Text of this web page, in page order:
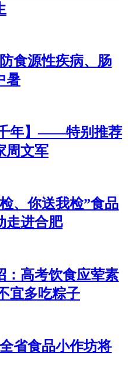
食源性疾病、肠
暑
千年】——特别推荐
周文军
、你送我检”食品
走进合肥
：高考饮食应荤素
宜多吃粽子
省食品小作坊将